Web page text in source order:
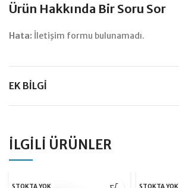
Ürün Hakkında Bir Soru Sor
Hata: İletişim formu bulunamadı.
EK BILGI
İLGILI ÜRÜNLER
STOKTA YOK STOKTA YOK